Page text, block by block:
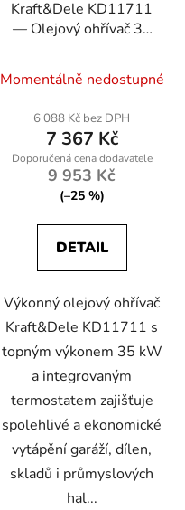
Kraft&Dele KD11711
— Olejový ohřívač 35
Momentálně nedostupné
6 088 Kč bez DPH
7 367 Kč
9 953 Kč
(–25 %)
DETAIL
Výkonný olejový ohřívač
Kraft&Dele KD11711 s
topným výkonem 35 kW
a integrovaným
termostatem zajišťuje
spolehlivé a ekonomické
vytápění garáží, dílen,
skladů i průmyslových
hal...